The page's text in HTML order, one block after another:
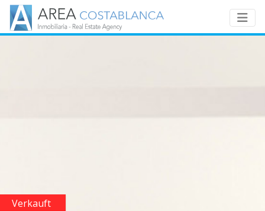
Verkauft